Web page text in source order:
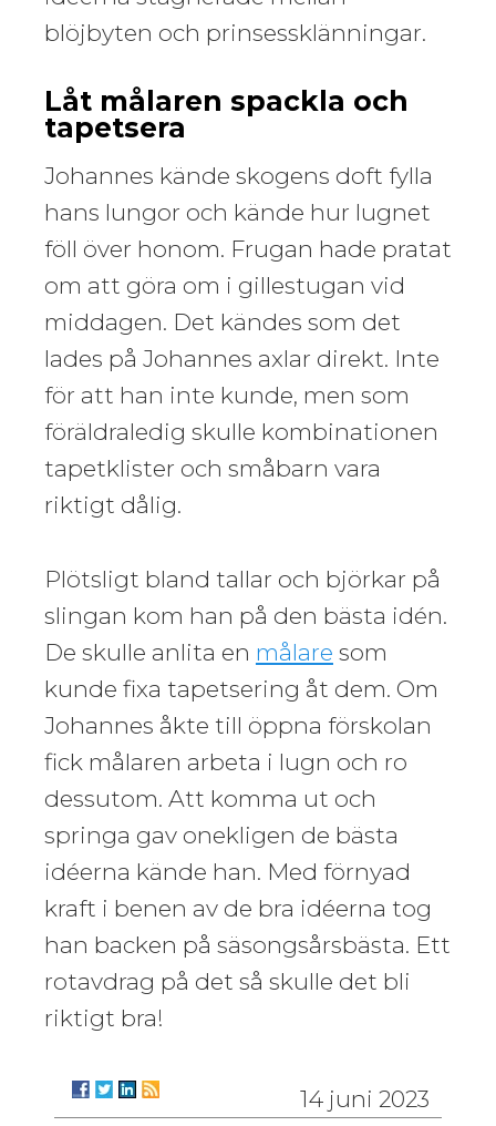
blöjbyten och prinsessklänningar.
Låt målaren spackla och
tapetsera
Johannes kände skogens doft fylla
hans lungor och kände hur lugnet
föll över honom. Frugan hade pratat
om att göra om i gillestugan vid
middagen. Det kändes som det
lades på Johannes axlar direkt. Inte
för att han inte kunde, men som
föräldraledig skulle kombinationen
tapetklister och småbarn vara
riktigt dålig.
Plötsligt bland tallar och björkar på
slingan kom han på den bästa idén.
De skulle anlita en målare som
kunde fixa tapetsering åt dem. Om
Johannes åkte till öppna förskolan
fick målaren arbeta i lugn och ro
dessutom. Att komma ut och
springa gav onekligen de bästa
idéerna kände han. Med förnyad
kraft i benen av de bra idéerna tog
han backen på säsongsårsbästa. Ett
rotavdrag på det så skulle det bli
riktigt bra!
14 juni 2023